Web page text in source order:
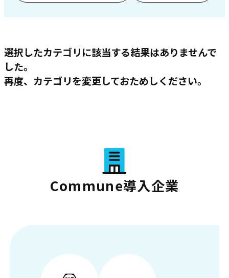
選択したカテゴリに該当する結果はありませんで
した。
再度、カテゴリを変更しておためしください。
Commune導入企業